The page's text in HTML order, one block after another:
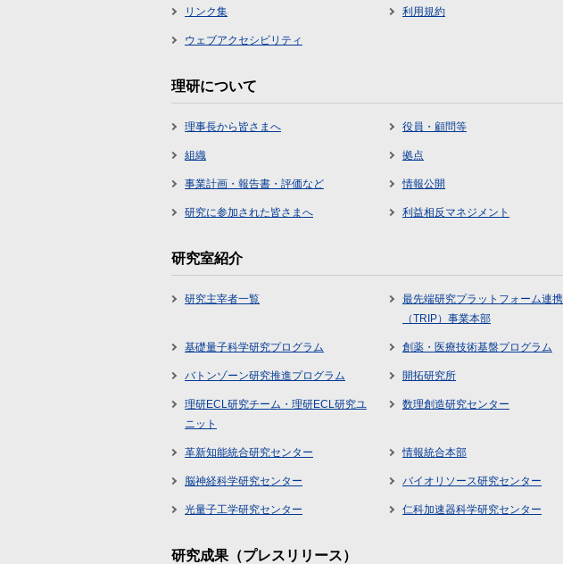
リンク集 利用規約
ウェブアクセシビリティ
理研について
理事長から皆さまへ 役員・顧問等
組織 拠点
事業計画・報告書・評価など 情報公開
研究に参加された皆さまへ 利益相反マネジメント
研究室紹介
研究主宰者一覧
最先端研究プラットフォーム連携
（TRIP）事業本部
基礎量子科学研究プログラム 創薬・医療技術基盤プログラム
バトンゾーン研究推進プログラム 開拓研究所
理研ECL研究チーム・理研ECL研究ユ
ニット
数理創造研究センター
革新知能統合研究センター 情報統合本部
脳神経科学研究センター バイオリソース研究センター
光量子工学研究センター 仁科加速器科学研究センター
研究成果（プレスリリース）